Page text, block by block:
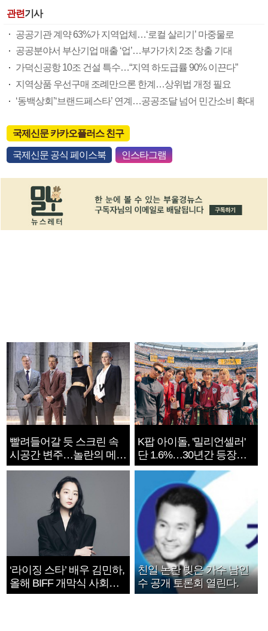
관련기사
공공기관 계약 63%가 지역업체…‘로컬 살리기’ 마중물로
공공분야서 부산기업 매출 ‘업’…부가가치 2조 창출 기대
가덕신공항 10조 건설 특수…“지역 하도급률 90% 이끈다”
지역상품 우선구매 조례만으론 한계…상위법 개정 필요
‘동백상회’‘브랜드페스타’ 연계…공공조달 넘어 민간소비 확대
국제신문 카카오플러스 친구
국제신문 공식 페이스북 인스타그램
빨려들어갈 듯 스크린 속
시공간 변주…놀란의 메시
지는 ‘전쟁 속죄’
K팝 아이돌, '밀리언셀러'
단 1.6%…30년간 등장
1182개팀 전수조사
‘라이징 스타’ 배우 김민하,
올해 BIFF 개막식 사회자
확정
친일 논란 빚은 가수 남인
수 공개 토론회 열린다.